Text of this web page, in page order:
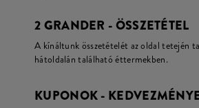
2 GRANDER - ÖSSZETÉTEL
A kínáltunk összetételét az oldal tetején
hátoldalán található éttermekben.
KUPONOK -